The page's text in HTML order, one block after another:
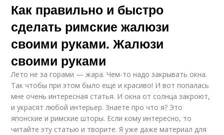
Штора из обоев Штора из тюли
Шторы без прутьев
Как правильно и быстро
сделать римские жалюзи
своими руками. Жалюзи
своими руками
Лето не за горами — жара. Чем-то надо закрывать окна.
Так чтобы при этом было ещё и красиво! И вот попалась
мне очень интересная статья. И окна от солнца закроют,
и украсят любой интерьер. Знаете про что я? Это
японские и римские шторы. Если кому интересно, то
читайте эту статью и творите. Я уже даже материал для